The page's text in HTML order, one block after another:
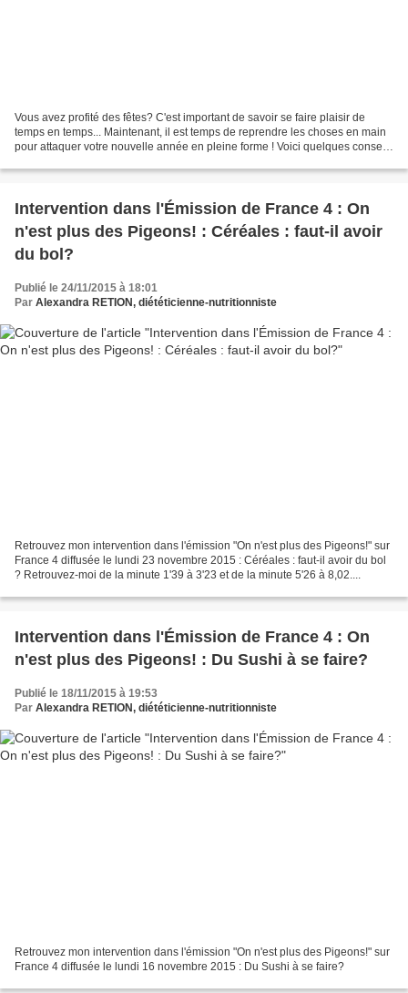
Vous avez profité des fêtes? C'est important de savoir se faire plaisir de
temps en temps... Maintenant, il est temps de reprendre les choses en main
pour attaquer votre nouvelle année en pleine forme ! Voici quelques conseils
Intervention dans l'Émission de France 4 : On
n'est plus des Pigeons! : Céréales : faut-il avoir
du bol?
Publié le 24/11/2015 à 18:01
Par Alexandra RETION, diététicienne-nutritionniste
Retrouvez mon intervention dans l'émission "On n'est plus des Pigeons!" sur
France 4 diffusée le lundi 23 novembre 2015 : Céréales : faut-il avoir du bol
? Retrouvez-moi de la minute 1'39 à 3'23 et de la minute 5'26 à 8,02....
Intervention dans l'Émission de France 4 : On
n'est plus des Pigeons! : Du Sushi à se faire?
Publié le 18/11/2015 à 19:53
Par Alexandra RETION, diététicienne-nutritionniste
Retrouvez mon intervention dans l'émission "On n'est plus des Pigeons!" sur
France 4 diffusée le lundi 16 novembre 2015 : Du Sushi à se faire?